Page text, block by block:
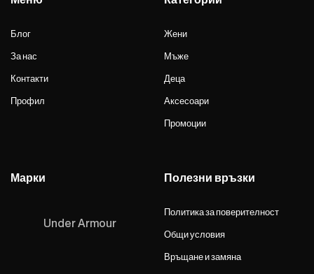
Блог
За нас
Контакти
Профил
Жени
Мъже
Деца
Аксесоари
Промоции
Марки
Under Armour
Полезни връзки
Политика за поверителност
Общи условия
Връщане и замяна